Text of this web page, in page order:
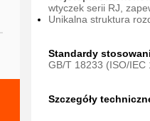
wtyczek serii RJ,
Unikalna struktura
Standardy
GB/T 18233 (ISO/IEC
Szczegóły